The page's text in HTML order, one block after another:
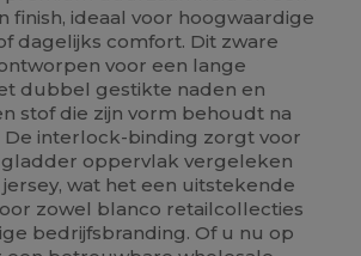
finish, ideaal voor hoogwaardige
dagelijks comfort. Dit zware
voor een lange
dubbel gestikte naden en
stof die zijn vorm behoudt na
interlock-binding zorgt voor
oppervlak vergeleken
wat het een uitstekende
zowel blanco retailcollecties
bedrijfsbranding. Of u nu op